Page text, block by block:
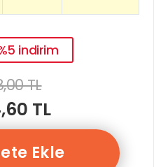
indirim
TL
TL
Ekle